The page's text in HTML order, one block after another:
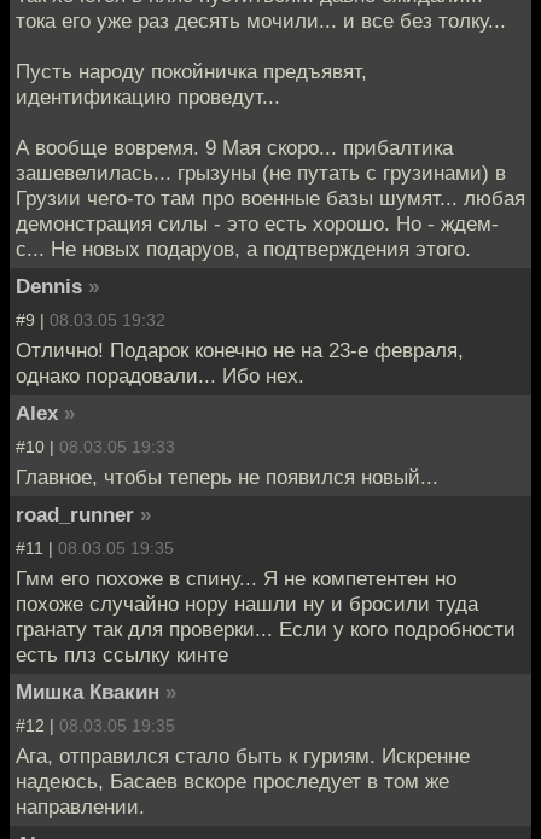
тока его уже раз десять мочили... и все без толку...
Пусть народу покойничка предъявят,
идентификацию проведут...
А вообще вовремя. 9 Мая скоро... прибалтика
зашевелилась... грызуны (не путать с грузинами) в
Грузии чего-то там про военные базы шумят... любая
демонстрация силы - это есть хорошо. Но - ждем-
с... Не новых подаруов, а подтверждения этого.
Dennis »
#9 | 08.03.05 19:32
Отлично! Подарок конечно не на 23-е февраля,
однако порадовали... Ибо нех.
Alex »
#10 | 08.03.05 19:33
Главное, чтобы теперь не появился новый...
road_runner »
#11 | 08.03.05 19:35
Гмм его похоже в спину... Я не компетентен но
похоже случайно нору нашли ну и бросили туда
гранату так для проверки... Если у кого подробности
есть плз ссылку кинте
Мишка Квакин »
#12 | 08.03.05 19:35
Ага, отправился стало быть к гуриям. Искренне
надеюсь, Басаев вскоре проследует в том же
направлении.